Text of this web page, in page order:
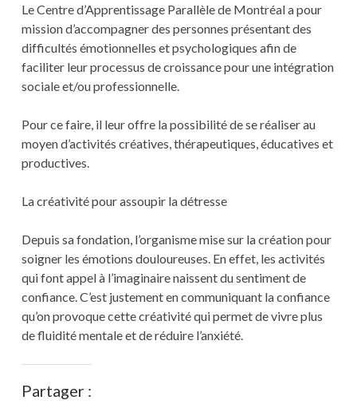
Le Centre d’Apprentissage Parallèle de Montréal a pour
mission d’accompagner des personnes présentant des
difficultés émotionnelles et psychologiques afin de
faciliter leur processus de croissance pour une intégration
sociale et/ou professionnelle.
Pour ce faire, il leur offre la possibilité de se réaliser au
moyen d’activités créatives, thérapeutiques, éducatives et
productives.
La créativité pour assoupir la détresse
Depuis sa fondation, l’organisme mise sur la création pour
soigner les émotions douloureuses. En effet, les activités
qui font appel à l’imaginaire naissent du sentiment de
confiance. C’est justement en communiquant la confiance
qu’on provoque cette créativité qui permet de vivre plus
de fluidité mentale et de réduire l’anxiété.
Partager :